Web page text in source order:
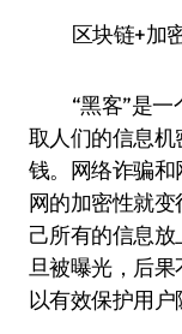
区块链+加
“黑客”是
取人们的信息
钱。网络诈骗
网的加密性就
己所有的信息
旦被曝光，后
以有效保护用户